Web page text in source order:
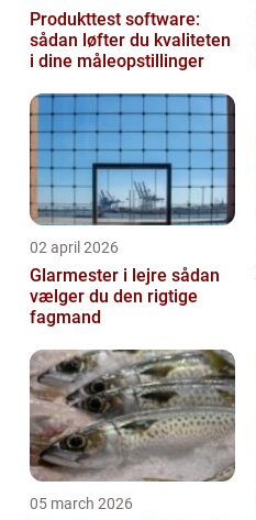
Produkttest software:
sådan løfter du kvaliteten
i dine måleopstillinger
02 april 2026
Glarmester i lejre sådan
vælger du den rigtige
fagmand
05 march 2026